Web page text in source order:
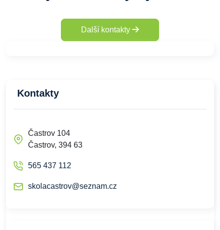
Další kontakty
Kontakty
Častrov 104
Častrov, 394 63
565 437 112
skolacastrov@seznam.cz